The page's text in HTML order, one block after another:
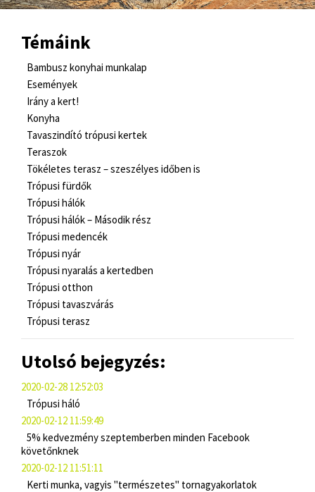
Témáink
Bambusz konyhai munkalap
Események
Irány a kert!
Konyha
Tavaszindító trópusi kertek
Teraszok
Tökéletes terasz – szeszélyes időben is
Trópusi fürdők
Trópusi hálók
Trópusi hálók – Második rész
Trópusi medencék
Trópusi nyár
Trópusi nyaralás a kertedben
Trópusi otthon
Trópusi tavaszvárás
Trópusi terasz
Utolsó bejegyzés:
2020-02-28 12:52:03
Trópusi háló
2020-02-12 11:59:49
5% kedvezmény szeptemberben minden Facebook
követőnknek
2020-02-12 11:51:11
Kerti munka, vagyis "természetes" tornagyakorlatok